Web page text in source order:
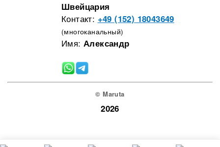
Швейцария
Контакт: +49 (152) 18043649
(многоканальный)
Имя: Александр
© Maruta
2026